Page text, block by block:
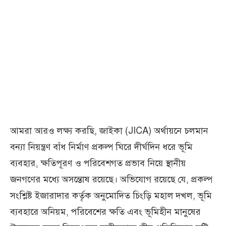
আমরা আরও লক্ষ্য করছি, জাইকা (JICA) অর্থায়নে চলমান
বন্যা নিয়ন্ত্রণ বাঁধ নির্মাণ প্রকল্প ঘিরে দীর্ঘদিন ধরে ভূমি
ব্যবহার, ক্ষতিপূরণ ও পরিবেশগত প্রভাব নিয়ে স্থানীয়
জনগণের মধ্যে অসন্তোষ রয়েছে। অভিযোগ রয়েছে যে, প্রকল্প
সংশ্লিষ্ট ইজারাদার কর্তৃক অনুমোদিত চিংড়ি মহাল দখল, ভূমি
ব্যবহারে অনিয়ম, পরিবেশের ক্ষতি এবং ভূমিহীন মানুষের